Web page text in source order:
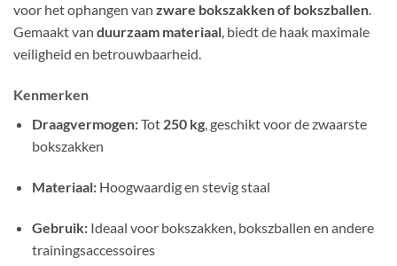
voor het ophangen van zware bokszakken of bokszballen.
Gemaakt van duurzaam materiaal, biedt de haak maximale
veiligheid en betrouwbaarheid.
Kenmerken
Draagvermogen:Tot 250 kg, geschikt voor de zwaarste
bokszakken
Materiaal:Hoogwaardig en stevig staal
Gebruik:Ideaal voor bokszakken, bokszballen en andere
trainingsaccessoires